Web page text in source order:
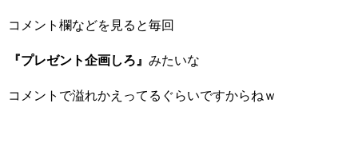
コメント欄などを見ると毎回
『プレゼント企画しろ』 みたいな
コメントで溢れかえってるぐらいですからねｗ